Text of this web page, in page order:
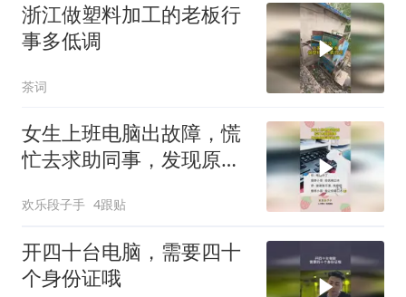
浙江做塑料加工的老板行
事多低调
茶词
女生上班电脑出故障，慌
忙去求助同事，发现原因
欢乐段子手 4跟贴
开四十台电脑，需要四十
个身份证哦